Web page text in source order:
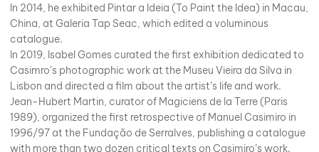
In 2014, he exhibited Pintar a Ideia (To Paint the Idea) in Macau,
China, at Galeria Tap Seac, which edited a voluminous
catalogue.
In 2019, Isabel Gomes curated the first exhibition dedicated to
Casimro’s photographic work at the Museu Vieira da Silva in
Lisbon and directed a film about the artist’s life and work.
Jean-Hubert Martin, curator of Magiciens de la Terre (Paris
1989), organized the first retrospective of Manuel Casimiro in
1996/97 at the Fundação de Serralves, publishing a catalogue
with more than two dozen critical texts on Casimiro’s work.